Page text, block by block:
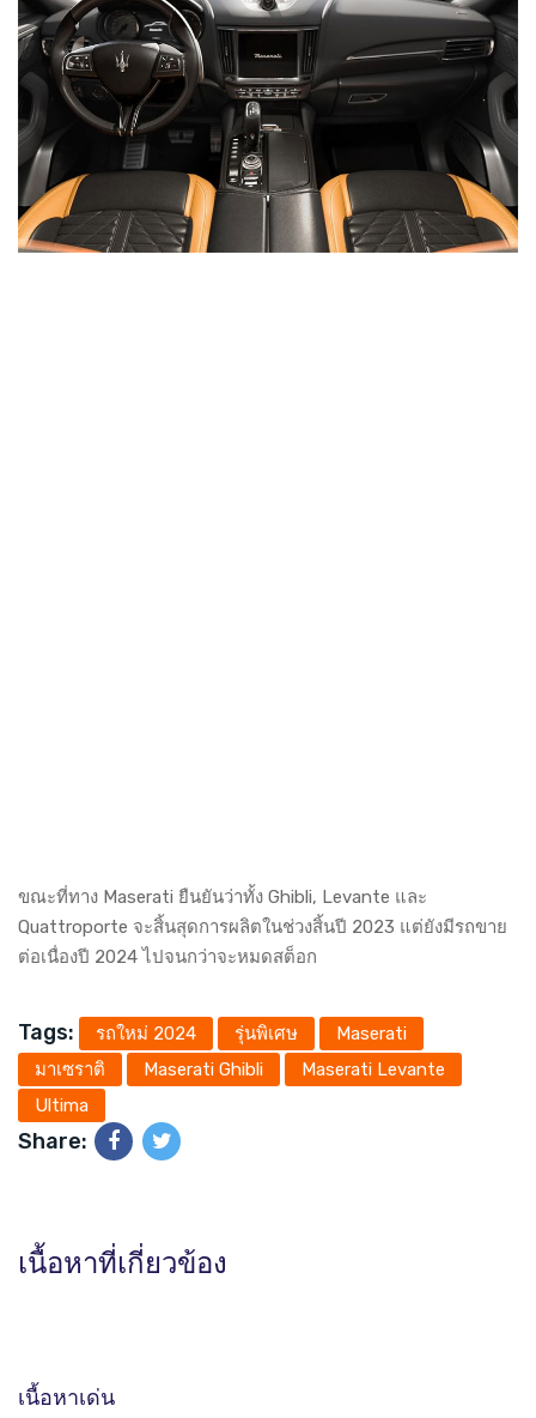
ขณะที่ทาง Maserati ยืนยันว่าทั้ง Ghibli, Levante และ
Quattroporte จะสิ้นสุดการผลิตในช่วงสิ้นปี 2023 แต่ยังมีรถขาย
ต่อเนื่องปี 2024 ไปจนกว่าจะหมดสต็อก
Tags: รถใหม่ 2024 รุ่นพิเศษ
Maserati
มาเซราติ
Maserati Ghibli
Maserati Levante
Ultima
Share:
เนื้อหาที่เกี่ยวข้อง
เนื้อหาเด่น